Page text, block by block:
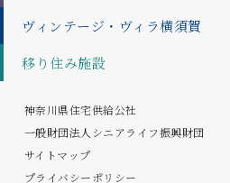
ヴィンテージ・ヴィラ横須賀
移り住み施設
神奈川県住宅供給公社
一般財団法人シニアライフ振興財団
サイトマップ
プライバシーポリシー